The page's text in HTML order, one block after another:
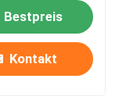
Bestpreis
Kontakt